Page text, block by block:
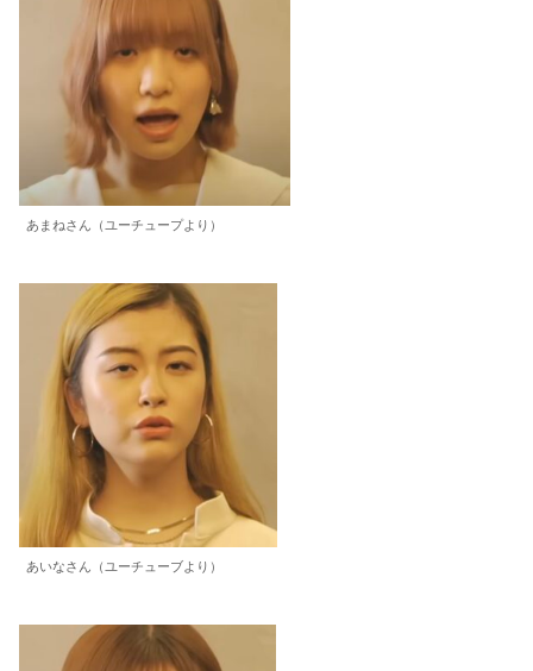
あまねさん（ユーチュープより）
あいなさん（ユーチューブより）